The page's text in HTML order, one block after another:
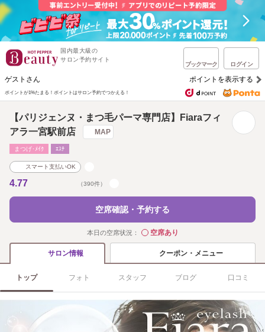
国内最大級の
サロン予約サイト
ブックマーク ログイン
ゲストさん ポイントを表示する
ポイントが1%たまる！ ポイントはサロン予約でつかえる！
【パリジェンヌ・まつ毛パーマ専門店】Fiaraフィ
アラ一宮駅前店
MAP
まつげ･ﾒｲｸ ｴｽﾃ
スマート支払いOK
4.77 （390件）
空席確認・予約する
本日の空席状況： ◯空席あり
サロン情報 クーポン・メニュー
トップ フォト スタッフ ブログ 口コミ